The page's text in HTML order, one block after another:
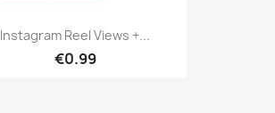
Instagram Reel Views +...
€0.99